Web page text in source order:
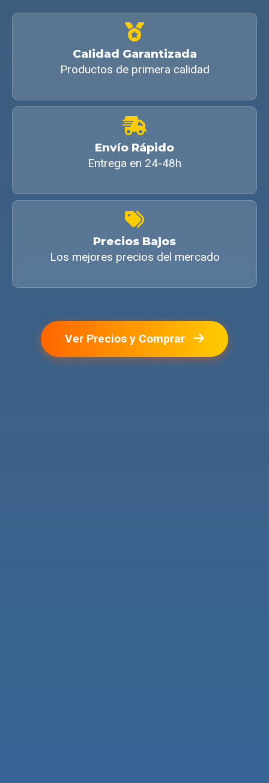
Calidad Garantizada
Productos de primera calidad
Envío Rápido
Entrega en 24-48h
Precios Bajos
Los mejores precios del mercado
Ver Precios y Comprar